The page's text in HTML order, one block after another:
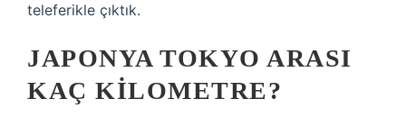
teleferikle çıktık.
JAPONYA TOKYO ARASI
KAÇ KILOMETRE?